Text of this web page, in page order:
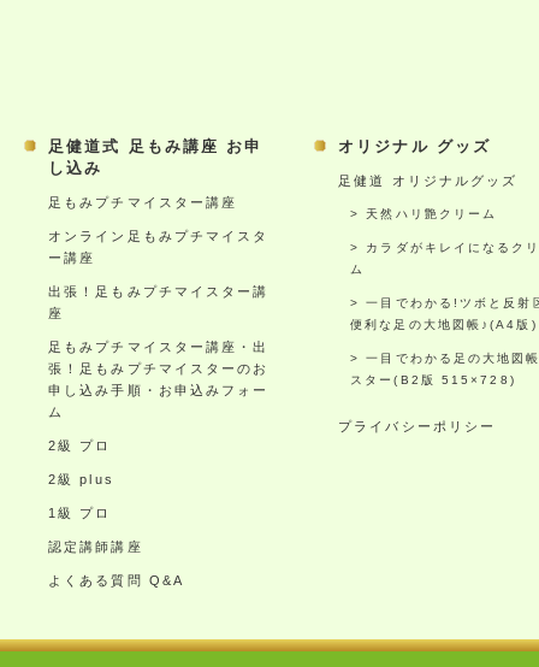
足健道式 足もみ講座 お申
し込み
足もみプチマイスター講座
オンライン足もみプチマイスタ
ー講座
出張！足もみプチマイスター講
座
足もみプチマイスター講座・出
張！足もみプチマイスターのお
申し込み手順・お申込みフォー
ム
2級 プロ
2級 plus
1級 プロ
認定講師講座
よくある質問 Q&A
オリジナル グッズ
足健道 オリジナルグッズ
天然ハリ艶クリーム
カラダがキレイになるク
ム
一目でわかる!ツボと反射
便利な足の大地図帳♪(A4版)
一目でわかる足の大地図
スター(B2版 515×728)
プライバシーポリシー